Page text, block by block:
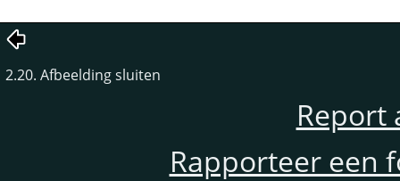
2.20. Afbeelding sluiten
Report
Rapporteer een